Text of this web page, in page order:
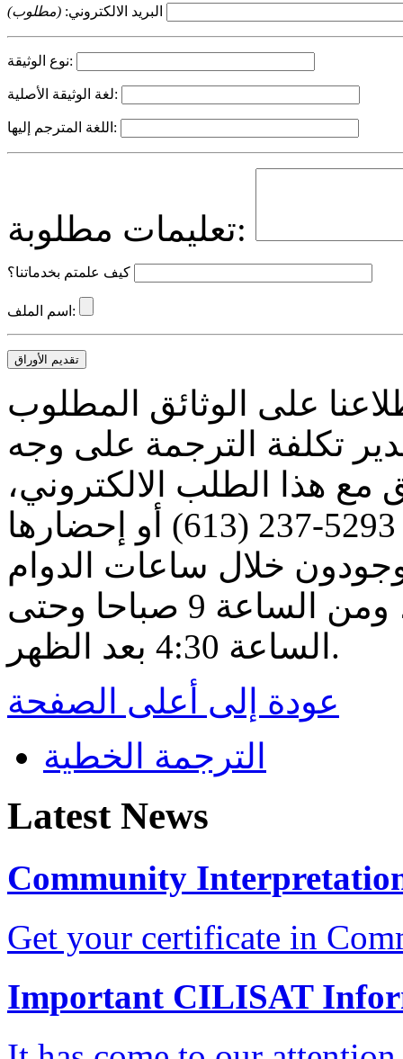
البريد الالكتروني: (مطلوب)
نوع الوثيقة:
لغة الوثيقة الأصلية:
اللغة المترجم إليها:
تعليمات مطلوبة:
كيف علمتم بخدماتنا؟
اسم الملف:
تقديم الأوراق
على الوثائق المطلوب
تكلفة الترجمة على وجه
مع هذا الطلب الالكتروني،
أو إرسالها بالفاكس على الرقم 5293-237 (613) أو إحضارها
خلال ساعات الدوام
الرسمي من الاثنين الى الجمعة، ومن الساعة 9 صباحا وحتى
الساعة 4:30 بعد الظهر.
عودة إلى أعلى الصفحة
الترجمة الخطية
Latest News
Community
Get your certificate in
Important CILISAT